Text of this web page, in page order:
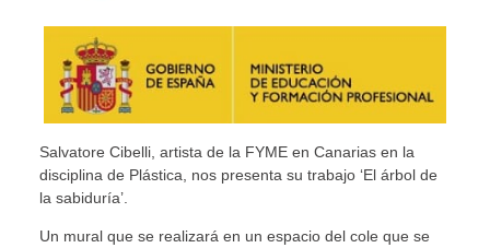
Salvatore Cibelli, artista de la FYME en Canarias en la
disciplina de Plástica, nos presenta su trabajo ‘El árbol de
la sabiduría’.
Un mural que se realizará en un espacio del cole que se